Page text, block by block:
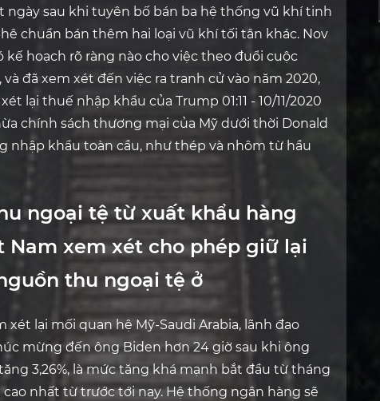
sau khi tuyên bố bán ba hệ thống vũ khí tinh
chuẩn bán thêm hai loại vũ khí tối tân khác. Nov
kế hoạch rõ ràng nào cho việc theo đuổi cuộc
đã xem xét đến việc ra tranh cử vào năm 2020,
lại thuế nhập khẩu của Trump 01:11 - 10/11/2020
chính sách thương mại của Mỹ dưới thời Donald
nhập khẩu toàn cầu, như thép và nhôm từ hầu
ngoại tệ từ xuất khẩu hàng
Nam xem xét cho phép giữ lại
thu ngoại tệ ở
xét lại mối quan hệ Mỹ-Saudi Arabia, lãnh đạo
mừng đến ông Biden hơn 24 giờ sau khi ông
3,26%, là mức tăng khá mạnh bắt đầu từ tháng
nhất từ trước tới nay. Hệ thống ngân hàng sẽ